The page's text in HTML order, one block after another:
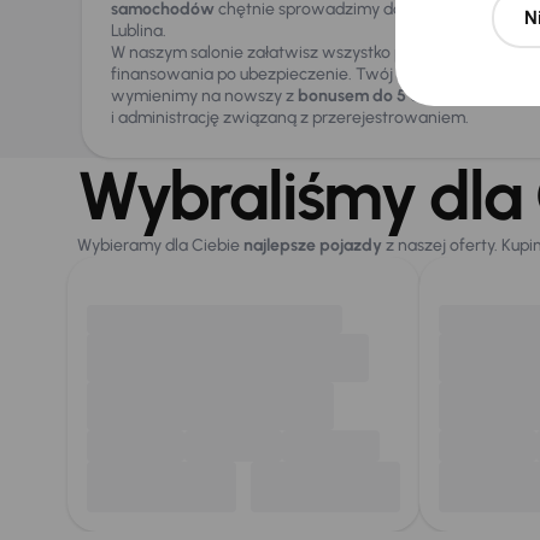
samochodówchętnie sprowadzimy dowolny model na
Lublina.
W naszym salonie załatwisz wszystko pod jednym
finansowania po ubezpieczenie. Twój stary samochód
wymienimy na nowszy z bonusem do 5 000 zł
i administrację związaną z przerejestrowaniem.
Wybraliśmy dla
Wybieramy dla Ciebie najlepsze pojazdy z naszej oferty.